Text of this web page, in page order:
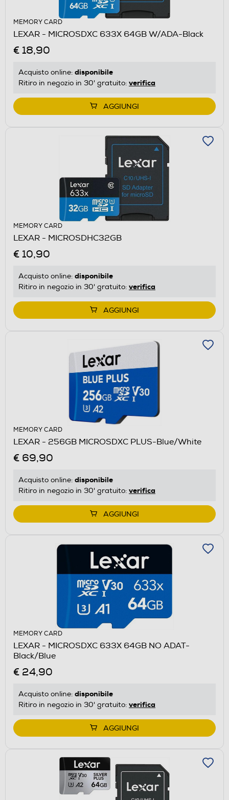
MEMORY CARD
LEXAR - MICROSDXC 633X 64GB W/ADA-Black
€ 18,90
Acquisto online: disponibile
Ritiro in negozio in 30' gratuito: verifica
AGGIUNGI
MEMORY CARD
LEXAR - MICROSDHC32GB
€ 10,90
Acquisto online: disponibile
Ritiro in negozio in 30' gratuito: verifica
AGGIUNGI
MEMORY CARD
LEXAR - 256GB MICROSDXC PLUS-Blue/White
€ 69,90
Acquisto online: disponibile
Ritiro in negozio in 30' gratuito: verifica
AGGIUNGI
MEMORY CARD
LEXAR - MICROSDXC 633X 64GB NO ADAT-
Black/Blue
€ 24,90
Acquisto online: disponibile
Ritiro in negozio in 30' gratuito: verifica
AGGIUNGI